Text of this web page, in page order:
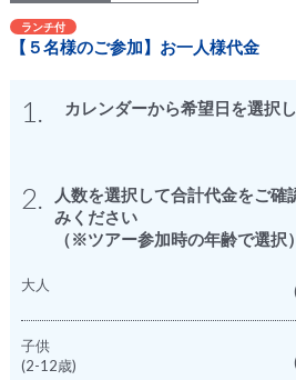
ランチ付
【５名様のご参加】お一人様代金
1. カレンダーから希望日を選択
2.
人数を選択して合計代金をご確
みください
（※ツアー参加時の年齢で選択）
大人
子供
(2-12歳)